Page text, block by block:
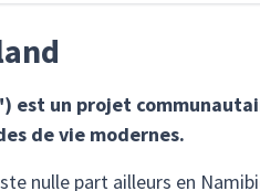
est un projet
de vie modernes.
nulle part ailleurs en